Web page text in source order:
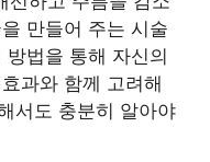
만들어 주는 시술
법을 통해 자신의
과와 함께 고려해
서도 충분히 알아야